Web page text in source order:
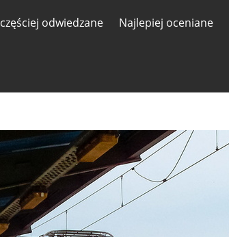
odwiedzane Najlepiej oceniane